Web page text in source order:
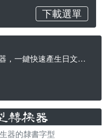
下載選單
生日文字型，無版權合法可商用